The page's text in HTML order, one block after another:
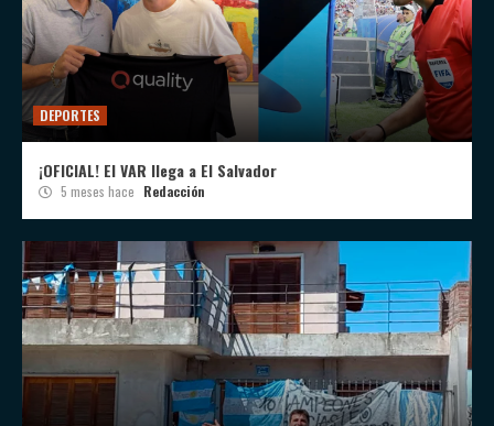
DEPORTES
¡OFICIAL! El VAR llega a El Salvador
5 meses hace Redacción